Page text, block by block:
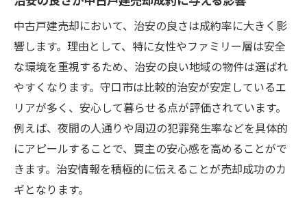
中古戸建売却において、治安の良さは成約率に大きく影
響します。理由として、特に女性やファミリー層は安全
な環境を重視するため、治安の良い地域の物件は選ばれ
やすくなります。守口市は比較的治安が安定しているエ
リアが多く、安心して暮らせる点が評価されています。
例えば、夜間の人通りや周辺の犯罪発生率などを具体的
にアピールすることで、買主の安心感を高めることがで
きます。治安情報を積極的に伝えることが売却成功のカ
ギとなります。